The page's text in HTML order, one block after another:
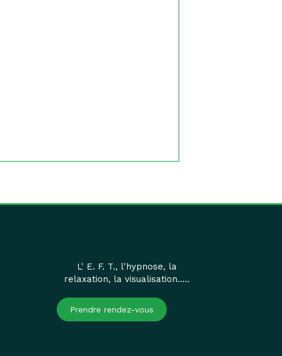
L' E. F. T., l'hypnose, la
relaxation, la visualisation.....
Prendre rendez-vous